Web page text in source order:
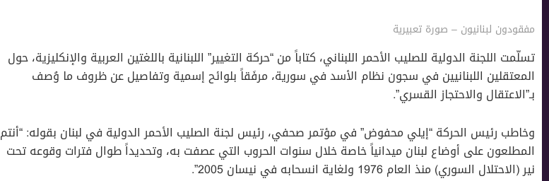
مفقودون لبنانيون – صورة تعبيرية
تسلّمت اللجنة الدولية للصليب الأحمر اللبناني، كتاباً من “حركة التغيير” اللبنانية باللغتين العربية والإنكليزية، حول
المعتقلين اللبنانيين في سجون نظام الأسد في سورية، مرفَقاً بلوائح إسمية وتفاصيل عن ظروف ما وُصف
بـ”الاعتقال والاحتجاز القسري”.
وخاطب رئيس الحركة “إيلي محفوض” في مؤتمر صحفي، رئيس لجنة الصليب الأحمر الدولية في لبنان بقوله: “أنتم
المطلعون على أوضاع لبنان ميدانياً خاصة خلال سنوات الحروب التي عصفت به، وتحديداً طوال فترات وقوعه تحت
نير (الاحتلال السوري) منذ العام 1976 ولغاية انسحابه في نيسان 2005”.